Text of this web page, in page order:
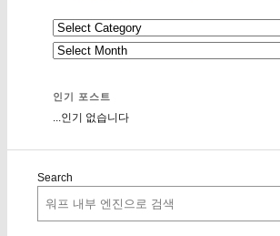
인기 포스트
...인기 없습니다
Search